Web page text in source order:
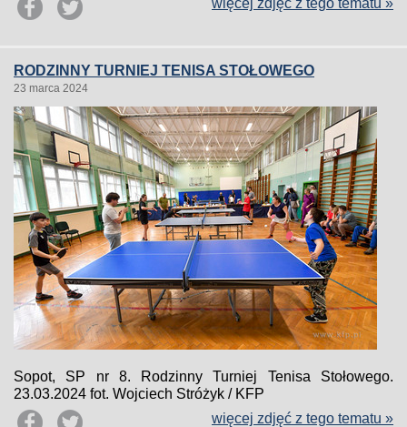
więcej zdjęć z tego tematu »
RODZINNY TURNIEJ TENISA STOŁOWEGO
23 marca 2024
Sopot, SP nr 8. Rodzinny Turniej Tenisa Stołowego.
23.03.2024 fot. Wojciech Stróżyk / KFP
więcej zdjęć z tego tematu »